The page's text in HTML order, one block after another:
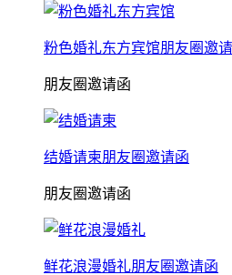
粉色婚礼东方宾馆朋友圈邀
朋友圈邀请函
结婚请柬朋友圈邀请函
朋友圈邀请函
鲜花浪漫婚礼朋友圈邀请函